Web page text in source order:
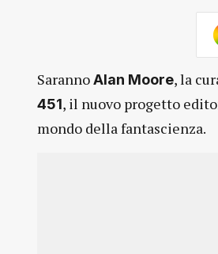
SarannoAlan Moore, la
451, il nuovo progetto
mondo della fantascienza.